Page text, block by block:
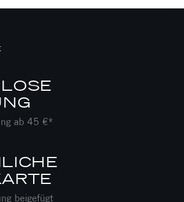
ab 45 €*
beigefügt